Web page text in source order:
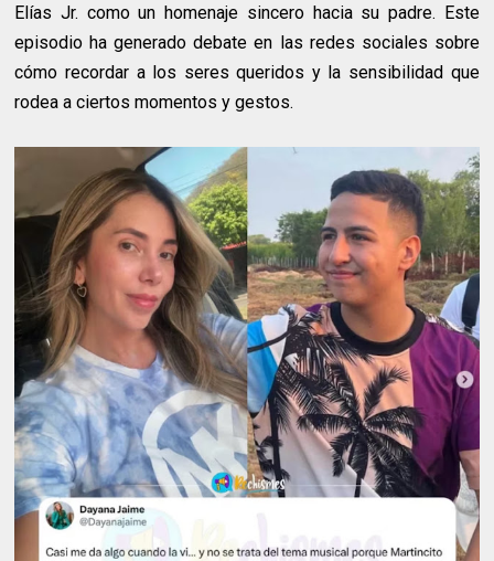
Elías Jr. como un homenaje sincero hacia su padre. Este
episodio ha generado debate en las redes sociales sobre
cómo recordar a los seres queridos y la sensibilidad que
rodea a ciertos momentos y gestos.